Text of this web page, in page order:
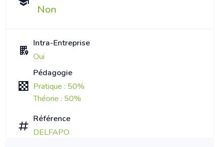
Non
Intra-Entreprise
Oui
Pédagogie
Pratique : 50%
Théorie : 50%
Référence
DELFAPO